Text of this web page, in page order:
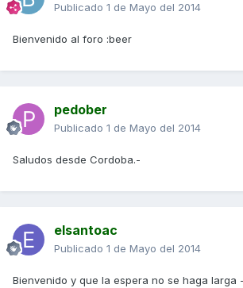
Publicado 1 de Mayo del 2014
Bienvenido al foro :beer
pedober
Publicado 1 de Mayo del 2014
Saludos desde Cordoba.-
elsantoac
Publicado 1 de Mayo del 2014
Bienvenido y que la espera no se haga larga